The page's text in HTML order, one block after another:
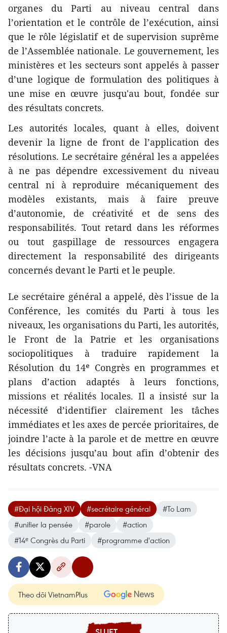
organes du Parti au niveau central dans
l’orientation et le contrôle de l’exécution, ainsi
que le rôle législatif et de supervision suprême
de l’Assemblée nationale. Le gouvernement, les
ministères et les secteurs sont appelés à passer
d’une logique de formulation des politiques à
une mise en œuvre jusqu'au bout, fondée sur
des résultats concrets.
Les autorités locales, quant à elles, doivent
devenir la ligne de front de l’application des
résolutions. Le secrétaire général les a appelées
à ne pas dépendre excessivement du niveau
central ni à reproduire mécaniquement des
modèles existants, mais à faire preuve
d’autonomie, de créativité et de sens des
responsabilités. Tout retard dans les réformes
ou tout gaspillage de ressources engagera
directement la responsabilité des dirigeants
concernés devant le Parti et le peuple.
Le secrétaire général a appelé, dès l’issue de la
Conférence, les comités du Parti à tous les
niveaux, les organisations du Parti, les autorités,
le Front de la Patrie et les organisations
sociopolitiques à traduire rapidement la
Résolution du 14ᵉ Congrès en programmes et
plans d’action adaptés à leurs fonctions,
missions et réalités locales. Il a insisté sur la
nécessité d’identifier clairement les tâches
immédiates et les axes de percée prioritaires, de
joindre l’acte à la parole et de mettre en œuvre
les décisions jusqu’au bout afin d’obtenir des
résultats concrets. -VNA
#Đại hội Đảng XIV #secrétaire général
#To Lam
#unifier la pensée
#parole
#action
#14ᵉ Congrès du Parti
#programme d'action
Theo dõi VietnamPlus